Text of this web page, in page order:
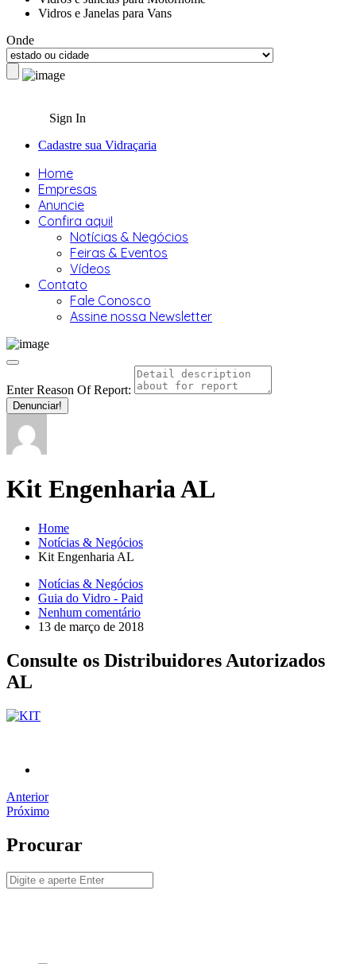
Vidros e Janelas para Vans
Onde
Sign In
Cadastre sua Vidraçaria
Home
Empresas
Anuncie
Confira aqui!
Notícias & Negócios
Feiras & Eventos
Vídeos
Contato
Fale Conosco
Assine nossa Newsletter
Enter Reason Of Report:
Denunciar!
Kit Engenharia AL
Home
Notícias & Negócios
Kit Engenharia AL
Notícias & Negócios
Guia do Vidro - Paid
Nenhum comentário
13 de março de 2018
Consulte os Distribuidores Autorizados
AL
Anterior
Próximo
Procurar